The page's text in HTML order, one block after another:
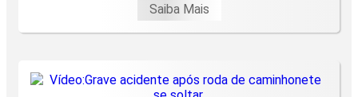
Saiba Mais